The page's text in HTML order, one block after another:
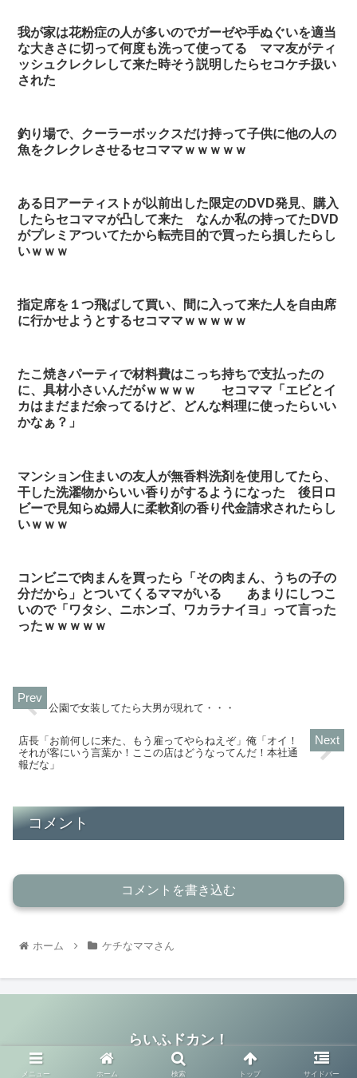
我が家は花粉症の人が多いのでガーゼや手ぬぐいを適当
な大きさに切って何度も洗って使ってる ママ友がティ
ッシュクレクレして来た時そう説明したらセコケチ扱い
された
釣り場で、クーラーボックスだけ持って子供に他の人の
魚をクレクレさせるセコママｗｗｗｗｗ
ある日アーティストが以前出した限定のDVD発見、購入
したらセコママが凸して来た なんか私の持ってたDVD
がプレミアついてたから転売目的で買ったら損したらし
いｗｗｗ
指定席を１つ飛ばして買い、間に入って来た人を自由席
に行かせようとするセコママｗｗｗｗｗ
たこ焼きパーティで材料費はこっち持ちで支払ったの
に、具材小さいんだがｗｗｗｗ セコママ「エビとイ
カはまだまだ余ってるけど、どんな料理に使ったらいい
かなぁ？」
マンション住まいの友人が無香料洗剤を使用してたら、
干した洗濯物からいい香りがするようになった 後日ロ
ビーで見知らぬ婦人に柔軟剤の香り代金請求されたらし
いｗｗｗ
コンビニで肉まんを買ったら「その肉まん、うちの子の
分だから」とついてくるママがいる あまりにしつこ
いので「ワタシ、ニホンゴ、ワカラナイヨ」って言った
ったｗｗｗｗｗ
公園で女装してたら大男が現れて・・・
店長「お前何しに来た、もう雇ってやらねえぞ」俺「オイ！
それが客にいう言葉か！ここの店はどうなってんだ！本社通
報だな」
コメント
コメントを書き込む
ホーム ケチなママさん
らいふドカン！
© 2019-2026 らいふドカン！.
メニュー ホーム 検索 トップ サイドバー